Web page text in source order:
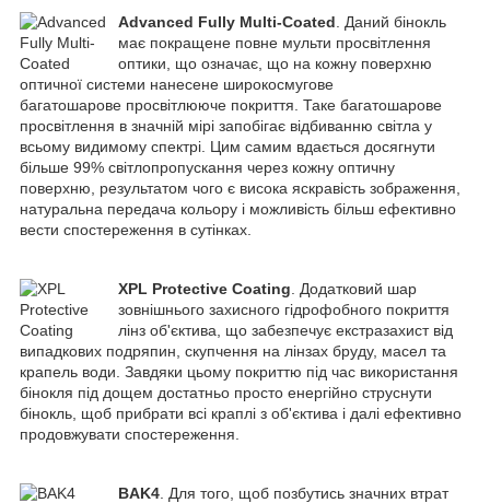
Advanced Fully Multi-Coated . Даний бінокль
має покращене повне мульти просвітлення
оптики, що означає, що на кожну поверхню
оптичної системи нанесене широкосмугове
багатошарове просвітлююче покриття. Таке багатошарове
просвітлення в значній мірі запобігає відбиванню світла у
всьому видимому спектрі. Цим самим вдається досягнути
більше 99% світлопропускання через кожну оптичну
поверхню, результатом чого є висока яскравість зображення,
натуральна передача кольору і можливість більш ефективно
вести спостереження в сутінках.
XPL Protective Coating . Додатковий шар
зовнішнього захисного гідрофобного покриття
лінз об'єктива, що забезпечує екстразахист від
випадкових подряпин, скупчення на лінзах бруду, масел та
крапель води. Завдяки цьому покриттю під час використання
бінокля під дощем достатньо просто енергійно струснути
бінокль, щоб прибрати всі краплі з об'єктива і далі ефективно
продовжувати спостереження.
BAK4 . Для того, щоб позбутись значних втрат